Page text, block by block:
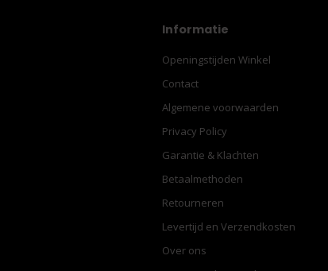
Informatie
Openingstijden Winkel
Contact
Algemene voorwaarden
Privacy Policy
Garantie & Klachten
Betaalmethoden
Retourneren
Levertijd en Verzendkosten
Over ons